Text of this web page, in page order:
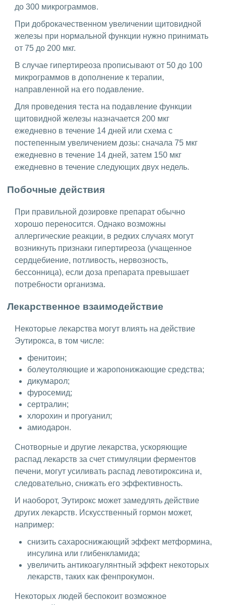
до 300 микрограммов.
При доброкачественном увеличении щитовидной
железы при нормальной функции нужно принимать
от 75 до 200 мкг.
В случае гипертиреоза прописывают от 50 до 100
микрограммов в дополнение к терапии,
направленной на его подавление.
Для проведения теста на подавление функции
щитовидной железы назначается 200 мкг
ежедневно в течение 14 дней или схема с
постепенным увеличением дозы: сначала 75 мкг
ежедневно в течение 14 дней, затем 150 мкг
ежедневно в течение следующих двух недель.
Побочные действия
При правильной дозировке препарат обычно
хорошо переносится. Однако возможны
аллергические реакции, в редких случаях могут
возникнуть признаки гипертиреоза (учащенное
сердцебиение, потливость, нервозность,
бессонница), если доза препарата превышает
потребности организма.
Лекарственное взаимодействие
Некоторые лекарства могут влиять на действие
Эутирокса, в том числе:
фенитоин;
болеутоляющие и жаропонижающие средства;
дикумарол;
фуросемид;
сертралин;
хлорохин и прогуанил;
амиодарон.
Снотворные и другие лекарства, ускоряющие
распад лекарств за счет стимуляции ферментов
печени, могут усиливать распад левотироксина и,
следовательно, снижать его эффективность.
И наоборот, Эутирокс может замедлять действие
других лекарств. Искусственный гормон может,
например:
снизить сахароснижающий эффект метформина,
инсулина или глибенкламида;
увеличить антикоагулянтный эффект некоторых
лекарств, таких как фенпрокумон.
Некоторых людей беспокоит возможное